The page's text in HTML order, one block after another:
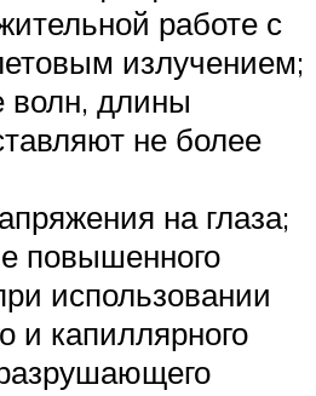
работе с
излучением;
волн, длины
не более
на глаза;
повышенного
использовании
и капиллярного